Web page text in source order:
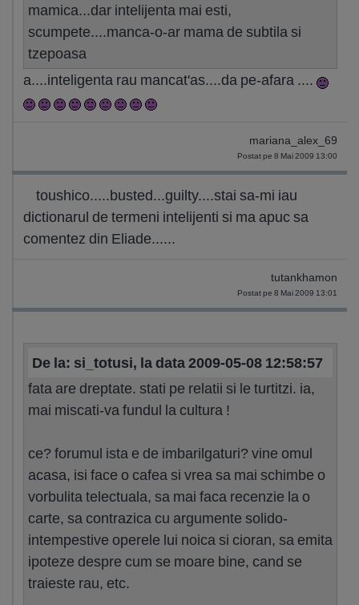
mamica...dar intelijenta mai esti,
scumpete....manca-o-ar mama de subtila si
tzepoasa
a....inteligenta rau mancat'as....da pe-afara ....
mariana_alex_69
Postat pe 8 Mai 2009 13:00
toushico.....busted...guilty....stai sa-mi iau
dictionarul de termeni intelijenti si ma apuc sa
comentez din Eliade......
tutankhamon
Postat pe 8 Mai 2009 13:01
De la: si_totusi, la data 2009-05-08 12:58:57
fata are dreptate. stati pe relatii si le turtitzi. ia,
mai miscati-va fundul la cultura !
ce? forumul ista e de imbarilgaturi? vine omul
acasa, isi face o cafea si vrea sa mai schimbe o
vorbulita telectuala, sa mai faca recenzie la o
carte, sa contrazica cu argumente solido-
intempestive operele lui noica si cioran, sa emita
ipoteze despre cum se moare bine, cand se
traieste rau, etc.